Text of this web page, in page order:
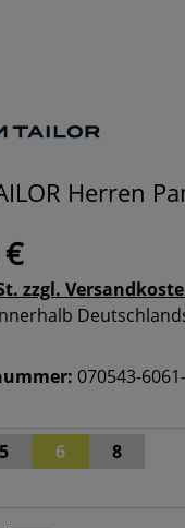
Herren
zzgl.
070543-
5 6 8